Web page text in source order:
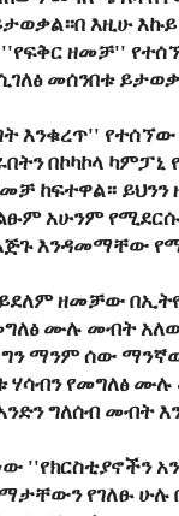
እዚሁ
ዘመቻ''
መሰንበቱ
እንቁረጥ''
በኮካኮላ ካምፓኒ
ከፍተዋል።
አሁንም
እንዳመማቸው
ዘመቻው
ሙሉ መብት
ማንም ሰው
ሃሳብን የመግለፅ
ግለሰብ መብት
''የክርስቲያኖችን
የገለፁ ሁሉ